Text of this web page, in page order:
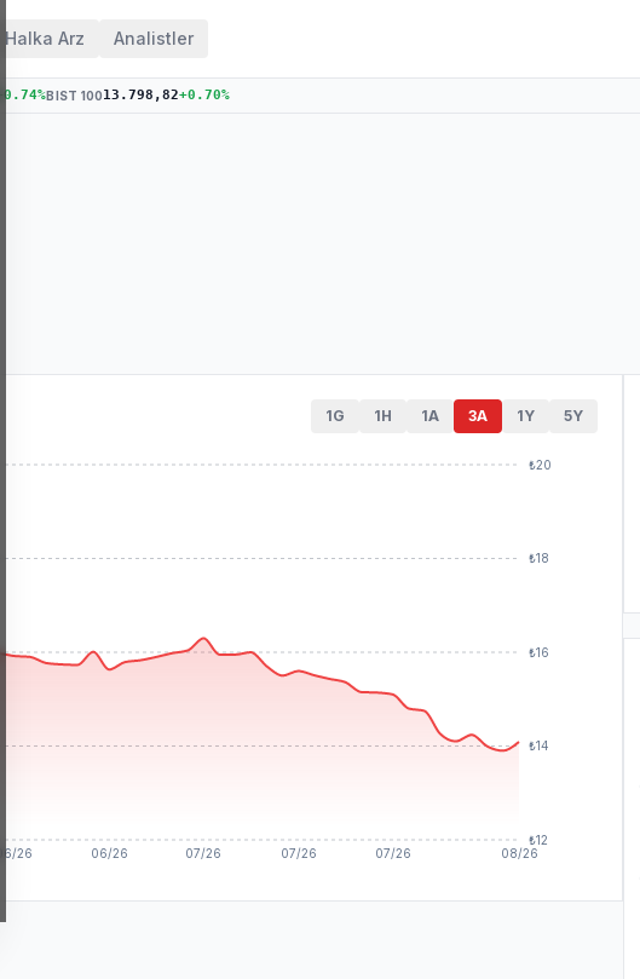
Halka Arz Analistler
+0.74%BIST 10013.798,82+0.70%
1G 1H 1A 3A 1Y 5Y
06/26 06/26 07/26 07/26 07/26 08/26
₺12
₺14
₺16
₺18
₺20